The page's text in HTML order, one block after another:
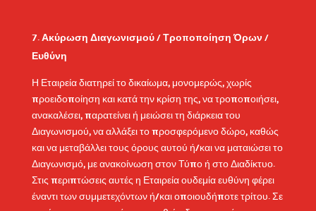
Ακύρωση Διαγωνισμού / Τροποποίηση Όρων /
Ευθύνη
Η Εταιρεία διατηρεί το δικαίωμα, μονομερώς, χωρίς
προειδοποίηση και κατά την κρίση της, να τροποποιήσει,
ανακαλέσει, παρατείνει ή μειώσει τη διάρκεια του
Διαγωνισμού, να αλλάξει το προσφερόμενο δώρο, καθώς
και να μεταβάλλει τους όρους αυτού ή/και να ματαιώσει το
Διαγωνισμό, με ανακοίνωση στον Τύπο ή στο Διαδίκτυο.
Στις περιπτώσεις αυτές η Εταιρεία ουδεμία ευθύνη φέρει
έναντι των συμμετεχόντων ή/και οποιουδήποτε τρίτου. Σε